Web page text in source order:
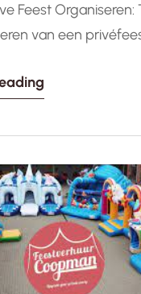
Feest Organiseren:
van een
nodige planning en
of gewoon een